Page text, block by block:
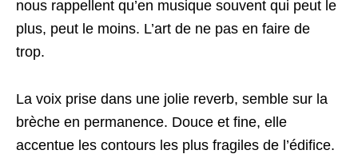
nous rappellent qu’en musique souvent qui peut le
plus, peut le moins. L’art de ne pas en faire de
trop.
La voix prise dans une jolie reverb, semble sur la
brèche en permanence. Douce et fine, elle
accentue les contours les plus fragiles de l’édifice.